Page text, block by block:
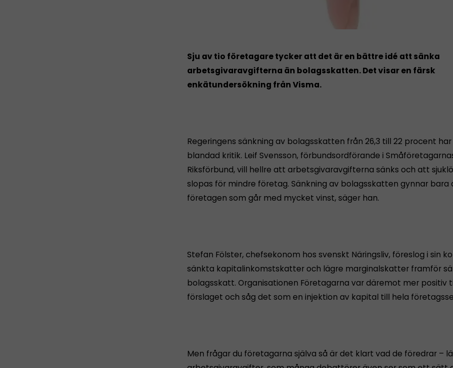
Sju av tio företagare tycker att det är en bättre idé att sänka
arbetsgivaravgifterna än bolagsskatten. Det visar en färsk
enkätundersökning från Visma.
Regeringens sänkning av bolagsskatten från 26,3 till 22 procent
blandad kritik. Leif Svensson, förbundsordförande i
Riksförbund, vill hellre att arbetsgivaravgifterna sänks och att
slopas för mindre företag. Sänkning av bolagsskatten gynnar bara
företagen som går med mycket vinst, säger han.
Stefan Fölster, chefsekonom hos svenskt Näringsliv, föreslog i sin
sänkta kapitalinkomstskatter och lägre marginalskatter framför
bolagsskatt. Organisationen Företagarna var däremot mer positiv
förslaget och såg det som en injektion av kapital till hela
Men frågar du företagarna själva så är det klart vad de föredrar –